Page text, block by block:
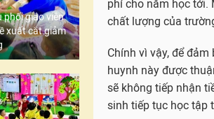
phối giáo viên
xuất cắt giảm
In bài viết